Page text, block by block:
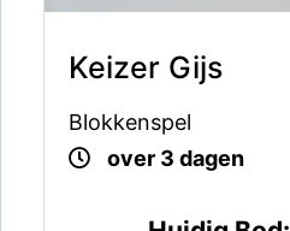
Keizer Gijs
Blokkenspel
over 3 dagen